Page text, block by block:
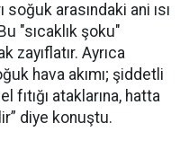
soğuk arasındaki ani ısı
"sıcaklık şoku"
zayıflatır. Ayrıca
hava akımı; şiddetli
fıtığı ataklarına, hatta
diye konuştu.